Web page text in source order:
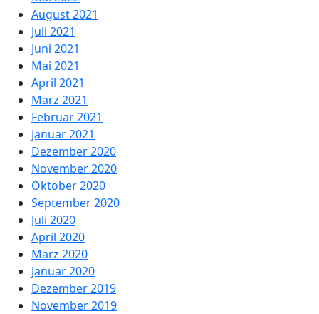
August 2021
Juli 2021
Juni 2021
Mai 2021
April 2021
März 2021
Februar 2021
Januar 2021
Dezember 2020
November 2020
Oktober 2020
September 2020
Juli 2020
April 2020
März 2020
Januar 2020
Dezember 2019
November 2019